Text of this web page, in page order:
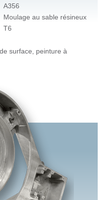
A356
Moulage au sable résineux
T6
surface, peinture à